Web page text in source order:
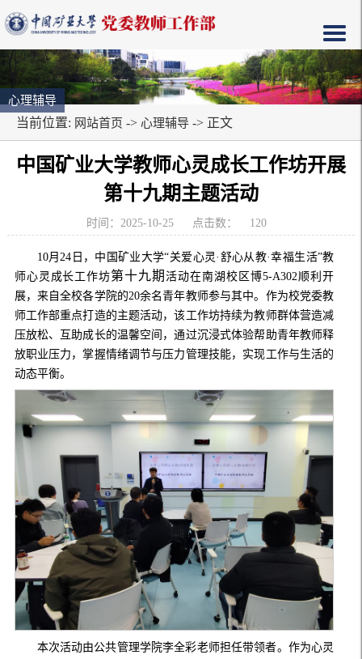
心理辅导
当前位置: 网站首页 -> 心理辅导 -> 正文
中国矿业大学教师心灵成长工作坊开展
第十九期主题活动
时间：2025-10-25 点击数： 120
10月24日，中国矿业大学“关爱心灵·舒心从教·幸福生活”教
师心灵成长工作坊第十九期活动在南湖校区博5-A302顺利开
展，来自全校各学院的20余名青年教师参与其中。作为校党委教
师工作部重点打造的主题活动，该工作坊持续为教师群体营造减
压放松、互助成长的温馨空间，通过沉浸式体验帮助青年教师释
放职业压力，掌握情绪调节与压力管理技能，实现工作与生活的
动态平衡。
本次活动由公共管理学院李全彩老师担任带领者。作为心灵